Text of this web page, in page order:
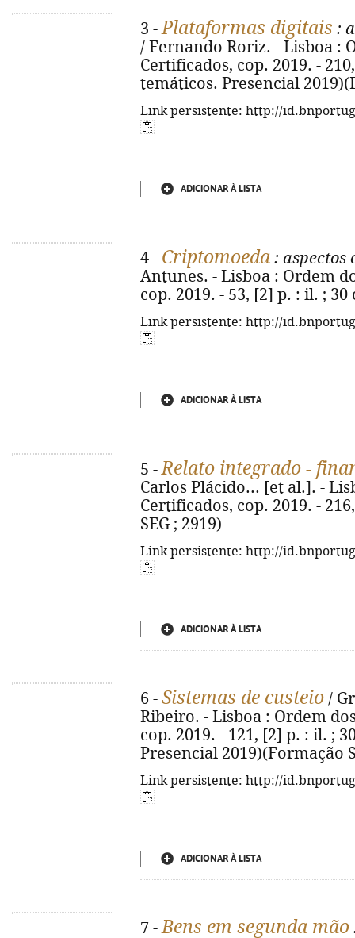
3 -Plataformas digitais :
/ Fernando Roriz. - Lisboa :
Certificados, cop. 2019. -
temáticos. Presencial
Link persistente: http://
ADICIONAR À LISTA
4 - Criptomoeda : aspectos
Antunes. - Lisboa : Ordem
cop. 2019. - 53, [2] p. : il. ; 30
Link persistente: http://
ADICIONAR À LISTA
5 -Relato integrado -
Carlos Plácido... [et al.]. -
Certificados, cop. 2019. -
SEG ; 2919)
Link persistente: http://
ADICIONAR À LISTA
6 - Sistemas de custeio /
Ribeiro. - Lisboa : Ordem
cop. 2019. - 121, [2] p. : il. ;
Presencial 2019)(Formação
Link persistente: http://
ADICIONAR À LISTA
7 -Bens em segunda mão